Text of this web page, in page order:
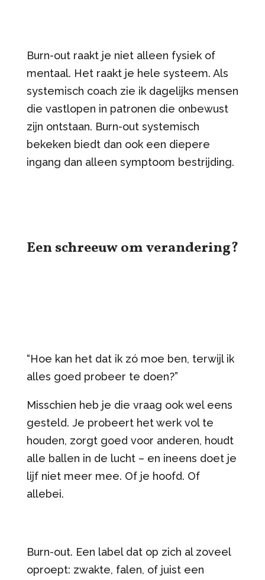
Burn-out raakt je niet alleen fysiek of
mentaal. Het raakt je hele systeem. Als
systemisch coach zie ik dagelijks mensen
die vastlopen in patronen die onbewust
zijn ontstaan. Burn-out systemisch
bekeken biedt dan ook een diepere
ingang dan alleen symptoom bestrijding.
Een schreeuw om verandering?
“Hoe kan het dat ik zó moe ben, terwijl ik
alles goed probeer te doen?”
Misschien heb je die vraag ook wel eens
gesteld. Je probeert het werk vol te
houden, zorgt goed voor anderen, houdt
alle ballen in de lucht – en ineens doet je
lijf niet meer mee. Of je hoofd. Of
allebei.
Burn-out. Een label dat op zich al zoveel
oproept: zwakte, falen, of juist een